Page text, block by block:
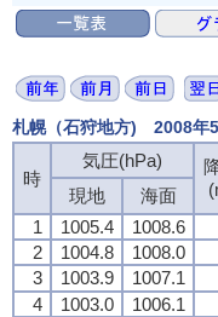
札幌（石狩地方) 2008年
時
気圧(hPa)
現地
海面
1
1005.4 1008.6
2
1004.8 1008.0
3
1003.9 1007.1
4
1003.0 1006.1
時
気圧(hPa)
現地
海面
1
1005.4 1008.6
2
1004.8 1008.0
3
1003.9 1007.1
4
1003.0 1006.1
時
気圧(hPa)
現地
海面
1
1005.4 1008.6
2
1004.8 1008.0
3
1003.9 1007.1
4
1003.0 1006.1
時
気圧(hPa)
現地
海面
1
1005.4 1008.6
2
1004.8 1008.0
3
1003.9 1007.1
4
1003.0 1006.1